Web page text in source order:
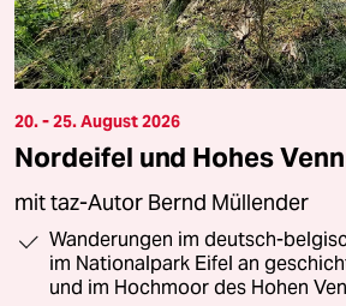
20. - 25. August 2026
Nordeifel und Hohes Venn
mit taz-Autor Bernd Müllender
Wanderungen im deutsch-
im Nationalpark Eifel an
und im Hochmoor des Hohen